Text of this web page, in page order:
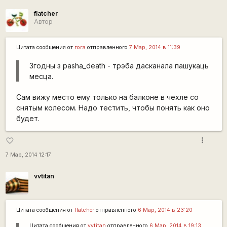
flatcher
Автор
Цитата сообщения от гога отправленного 7 Мар, 2014 в 11:39
Згодны з pasha_death - трэба дасканала пашукаць
месца.
Сам вижу место ему только на балконе в чехле со
снятым колесом. Надо тестить, чтобы понять как оно
будет.
favorite_border
7 Мар, 2014 12:17
more_vert
vvtitan
Цитата сообщения от flatcherотправленного 6 Мар, 2014 в 23:20
Цитата сообщения от vvtitan отправленного 6 Мар, 2014 в 19:13